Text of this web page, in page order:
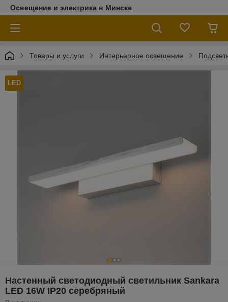
Освещение и электрика в Минске
Товары и услуги Интерьерное освещение
LED
Настенный светодиодный светильник Sankara
LED 16W IP20 серебряный